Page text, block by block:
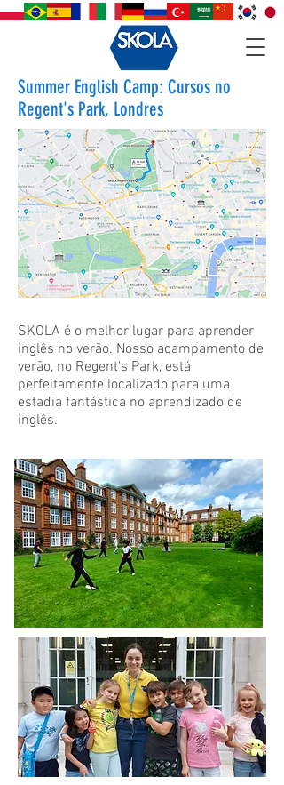
Summer English Camp: Cursos no
Regent's Park, Londres
SKOLA é o melhor lugar para aprender
inglês no verão. Nosso acampamento de
verão, no Regent's Park, está
perfeitamente localizado para uma
estadia fantástica no aprendizado de
inglês.